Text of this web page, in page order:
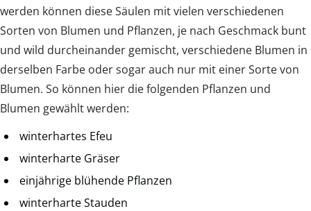
werden können diese Säulen mit vielen verschiedenen
Sorten von Blumen und Pflanzen, je nach Geschmack bunt
und wild durcheinander gemischt, verschiedene Blumen in
derselben Farbe oder sogar auch nur mit einer Sorte von
Blumen. So können hier die folgenden Pflanzen und
Blumen gewählt werden:
winterhartes Efeu
winterharte Gräser
einjährige blühende Pflanzen
winterharte Stauden